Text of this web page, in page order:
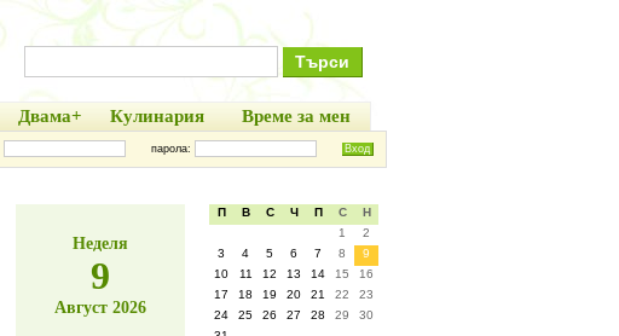
Двама+ Кулинария Време за мен
парола:
Неделя
9
Август 2026
П В С Ч П С
Н
1
2
3
4 5 6 7 8
9
10
11 12 13 14 15
16
17
18 19 20 21 22
23
24
25 26 27 28 29
30